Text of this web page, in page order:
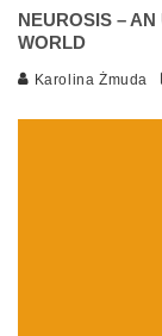
NEUROSIS –
WORLD
Karolina Żmuda